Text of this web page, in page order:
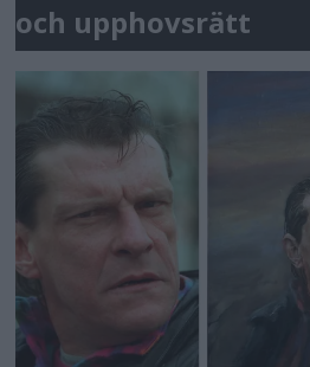
och upphovsrätt